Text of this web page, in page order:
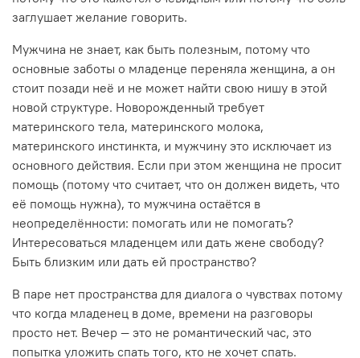
заглушает желание говорить.
Мужчина не знает, как быть полезным, потому что
основные заботы о младенце переняла женщина, а он
стоит позади неё и не может найти свою нишу в этой
новой структуре. Новорожденный требует
материнского тела, материнского молока,
материнского инстинкта, и мужчину это исключает из
основного действия. Если при этом женщина не просит
помощь (потому что считает, что он должен видеть, что
её помощь нужна), то мужчина остаётся в
неопределённости: помогать или не помогать?
Интересоваться младенцем или дать жене свободу?
Быть близким или дать ей пространство?
В паре нет пространства для диалога о чувствах потому
что когда младенец в доме, времени на разговоры
просто нет. Вечер — это не романтический час, это
попытка уложить спать того, кто не хочет спать.